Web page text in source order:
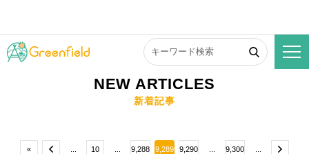
NEW ARTICLES
新着記事
« 10 9,288 9,289 9,290 9,300